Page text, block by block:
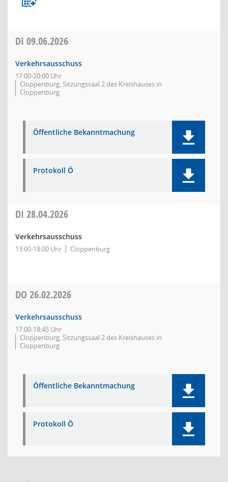
DI 09.06.2026
Verkehrsausschuss
17:00-20:00 Uhr
Cloppenburg, Sitzungssaal 2 des Kreishauses in
Cloppenburg
Öffentliche Bekanntmachung
Protokoll Ö
DI 28.04.2026
Verkehrsausschuss
13:00-18:00 Uhr Cloppenburg
DO 26.02.2026
Verkehrsausschuss
17:00-18:45 Uhr
Cloppenburg, Sitzungssaal 2 des Kreishauses in
Cloppenburg
Öffentliche Bekanntmachung
Protokoll Ö